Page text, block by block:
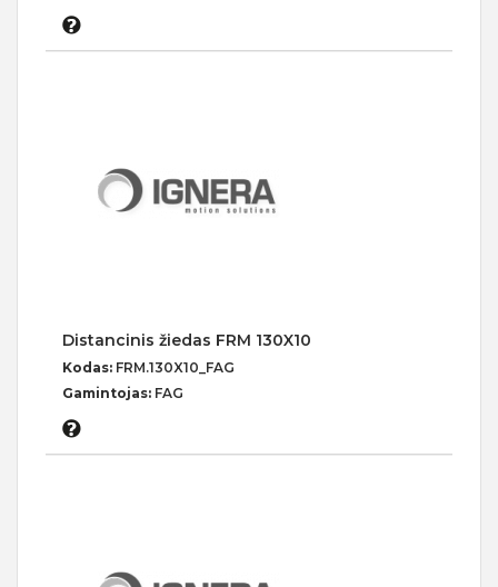
Distancinis žiedas FRM 130X10
Kodas: FRM.130X10_FAG
Gamintojas: FAG